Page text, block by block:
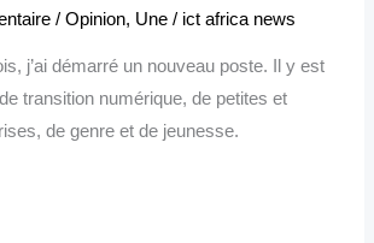
/Opinion, Une / ict africa news
j’ai démarré un nouveau poste. Il y est
transition numérique, de petites et
de genre et de jeunesse.